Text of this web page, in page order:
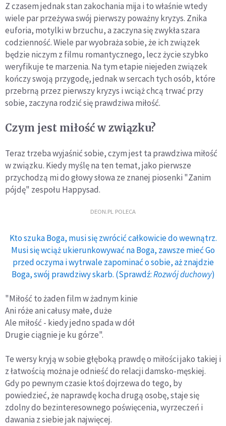
Z czasem jednak stan zakochania mija i to właśnie wtedy
wiele par przeżywa swój pierwszy poważny kryzys. Znika
euforia, motylki w brzuchu, a zaczyna się zwykła szara
codzienność. Wiele par wyobraża sobie, że ich związek
będzie niczym z filmu romantycznego, lecz życie szybko
weryfikuje te marzenia. Na tym etapie niejeden związek
kończy swoją przygodę, jednak w sercach tych osób, które
przebrną przez pierwszy kryzys i wciąż chcą trwać przy
sobie, zaczyna rodzić się prawdziwa miłość.
Czym jest miłość w związku?
Teraz trzeba wyjaśnić sobie, czym jest ta prawdziwa miłość
w związku. Kiedy myślę na ten temat, jako pierwsze
przychodzą mi do głowy słowa ze znanej piosenki "Zanim
pójdę" zespołu Happysad.
DEON.PL POLECA
Kto szuka Boga, musi się zwrócić całkowicie do wewnątrz.
Musi się wciąż ukierunkowywać na Boga, zawsze mieć Go
przed oczyma i wytrwale zapominać o sobie, aż znajdzie
Boga, swój prawdziwy skarb. (Sprawdź:Rozwój duchowy)
"Miłość to żaden film w żadnym kinie
Ani róże ani całusy małe, duże
Ale miłość - kiedy jedno spada w dół
Drugie ciągnie je ku górze".
Te wersy kryją w sobie głęboką prawdę o miłości jako takiej i
z łatwością można je odnieść do relacji damsko-męskiej.
Gdy po pewnym czasie ktoś dojrzewa do tego, by
powiedzieć, że naprawdę kocha drugą osobę, staje się
zdolny do bezinteresownego poświęcenia, wyrzeczeń i
dawania z siebie jak najwięcej.